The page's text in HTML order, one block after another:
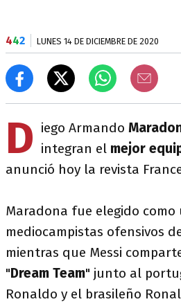
442 LUNES 14 DE DICIEMBRE DE 2020
D iego Armando
integran el mejor
anunció hoy la revista
Maradona fue elegido como
mediocampistas ofensivos
mientras que Messi
"Dream Team" junto al
Ronaldo y el brasileño